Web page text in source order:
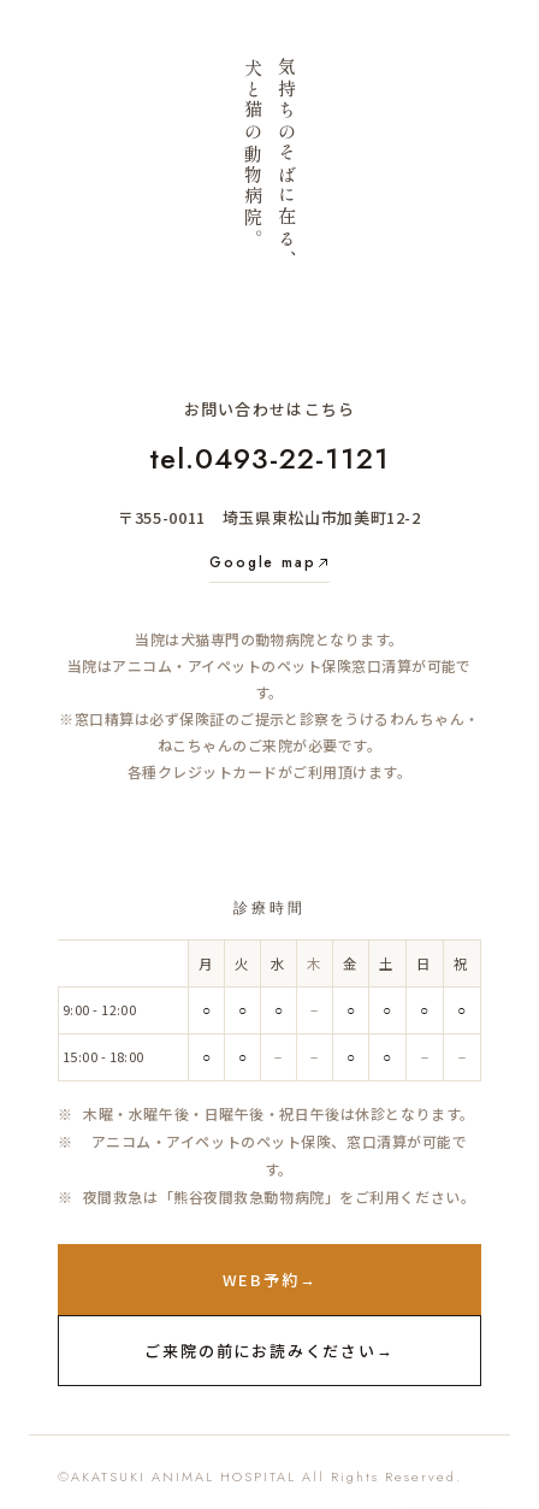
気持ちのそばに在る、
犬と猫の動物病院。
お問い合わせはこちら
tel.0493-22-1121
〒355-0011 埼玉県東松山市加美町12-2
Google map
当院は犬猫専門の動物病院となります。
当院はアニコム・アイペットのペット保険窓口清算が可能で
す。
※窓口精算は必ず保険証のご提示と診察をうけるわんちゃん・
ねこちゃんのご来院が必要です。
各種クレジットカードがご利用頂けます。
診療時間
間
月 火 水 木 金 土 日 祝
9:00 - 12:00 ○ ○ ○ － ○ ○ ○ ○
15:00 - 18:00 ○ ○ － － ○ ○ － －
木曜・水曜午後・日曜午後・祝日午後は休診となります。
アニコム・アイペットのペット保険、窓口清算が可能で
す。
夜間救急は「熊谷夜間救急動物病院」をご利用ください。
WEB予約 →
ご来院の前にお読みください →
©AKATSUKI ANIMAL HOSPITAL All Rights Reserved.